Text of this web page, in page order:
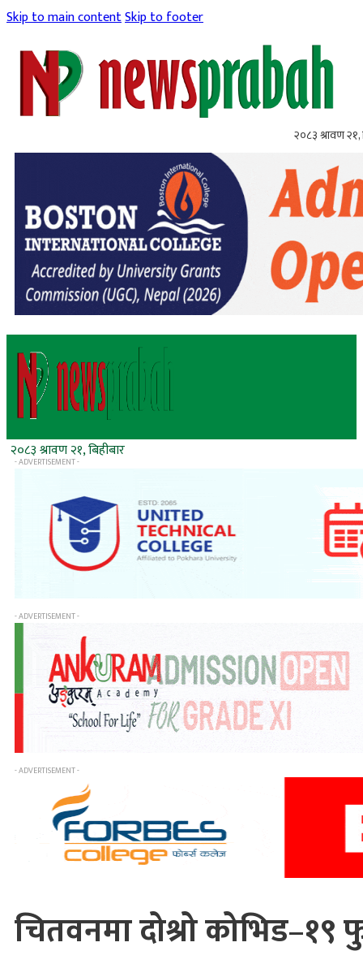
Skip to main contentSkip to footer
२०८३ श्रावण २१,
२०८३ श्रावण २१, बिहीबार
- ADVERTISEMENT -
- ADVERTISEMENT -
- ADVERTISEMENT -
चितवनमा दोश्रो